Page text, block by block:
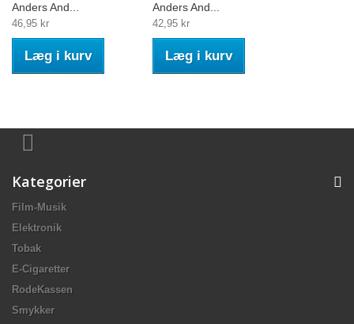
Anders And...
46,95 kr
Læg i kurv
Anders And...
42,95 kr
Læg i kurv
Kategorier
Film-Musik
Elektronik
Tobak
E-Cigaretter
RodeKassen
Smykker